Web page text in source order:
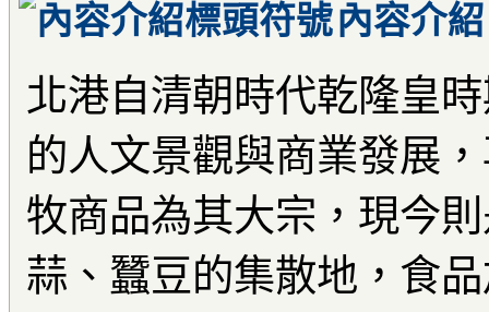
內容介紹
北港自清朝時代乾隆皇
的人文景觀與商業發展
牧商品為其大宗，現今
蒜、蠶豆的集散地，食